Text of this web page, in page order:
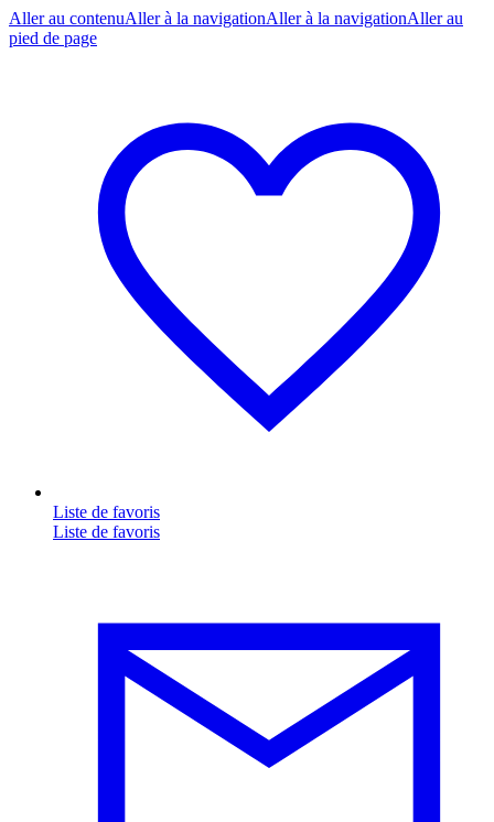
Aller au contenuAller à la navigationAller à la navigationAller au
pied de page
Liste de favoris